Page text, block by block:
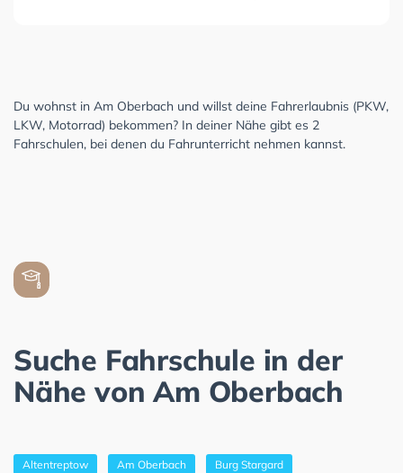
Du wohnst in Am Oberbach und willst deine Fahrerlaubnis (PKW,
LKW, Motorrad) bekommen? In deiner Nähe gibt es 2
Fahrschulen, bei denen du Fahrunterricht nehmen kannst.
Suche Fahrschule in der
Nähe von Am Oberbach
Altentreptow Am Oberbach Burg Stargard